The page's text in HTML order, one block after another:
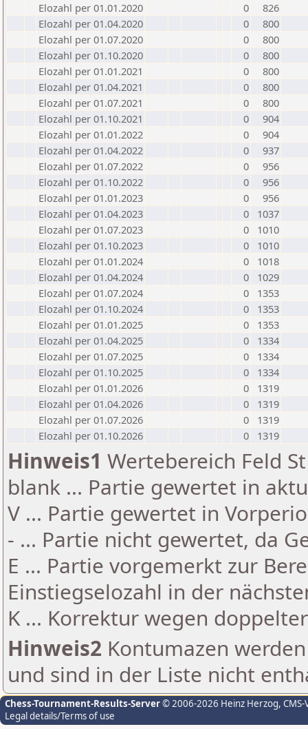
Elozahl per 01.01.2020
0
826
Elozahl per 01.04.2020
0
800
Elozahl per 01.07.2020
0
800
Elozahl per 01.10.2020
0
800
Elozahl per 01.01.2021
0
800
Elozahl per 01.04.2021
0
800
Elozahl per 01.07.2021
0
800
Elozahl per 01.10.2021
0
904
Elozahl per 01.01.2022
0
904
Elozahl per 01.04.2022
0
937
Elozahl per 01.07.2022
0
956
Elozahl per 01.10.2022
0
956
Elozahl per 01.01.2023
0
956
Elozahl per 01.04.2023
0
1037
Elozahl per 01.07.2023
0
1010
Elozahl per 01.10.2023
0
1010
Elozahl per 01.01.2024
0
1018
Elozahl per 01.04.2024
0
1029
Elozahl per 01.07.2024
0
1353
Elozahl per 01.10.2024
0
1353
Elozahl per 01.01.2025
0
1353
Elozahl per 01.04.2025
0
1334
Elozahl per 01.07.2025
0
1334
Elozahl per 01.10.2025
0
1334
Elozahl per 01.01.2026
0
1319
Elozahl per 01.04.2026
0
1319
Elozahl per 01.07.2026
0
1319
Elozahl per 01.10.2026
0 1319
Hinweis1 Wertebereich Feld
blank ... Partie gewertet in
V ... Partie gewertet in
- ... Partie nicht gewertet, da
E ... Partie vorgemerkt zur
Einstiegselozahl in der
K ... Korrektur wegen
Hinweis2 Kontumazen
und sind in der Liste nicht
Chess-Tournament-Results-Server© 2006-2026 Heinz Herzog,
Legal details/Terms of use